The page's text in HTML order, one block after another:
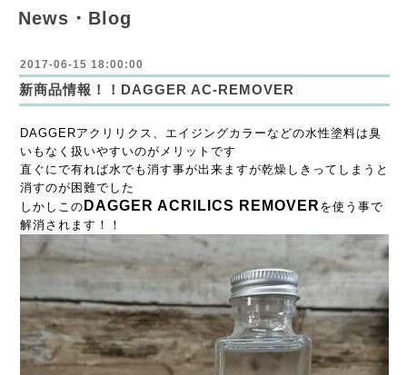
News・Blog
2017-06-15 18:00:00
新商品情報！！DAGGER AC-REMOVER
DAGGERアクリリクス、エイジングカラーなどの水性塗料は臭
いもなく扱いやすいのがメリットです
直ぐにで有れば水でも消す事が出来ますが乾燥しきってしまうと
消すのが困難でした
しかしこの DAGGER ACRILICS REMOVER を使う事で
解消されます！！